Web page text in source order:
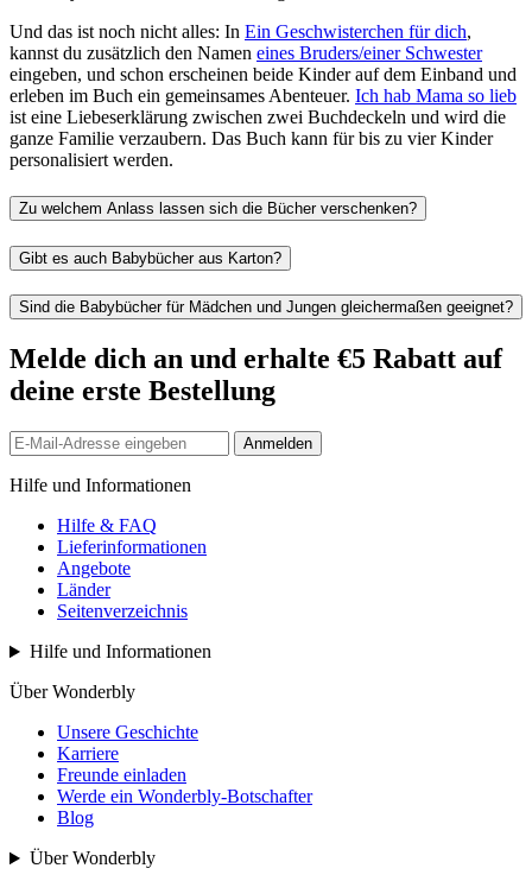
Und das ist noch nicht alles: In Ein Geschwisterchen für dich,
kannst du zusätzlich den Namen eines Bruders/einer Schwester
eingeben, und schon erscheinen beide Kinder auf dem Einband und
erleben im Buch ein gemeinsames Abenteuer. Ich hab Mama so lieb
ist eine Liebeserklärung zwischen zwei Buchdeckeln und wird die
ganze Familie verzaubern. Das Buch kann für bis zu vier Kinder
personalisiert werden.
Zu welchem Anlass lassen sich die Bücher verschenken?
Gibt es auch Babybücher aus Karton?
Sind die Babybücher für Mädchen und Jungen gleichermaßen geeignet?
Melde dich an und erhalte €5 Rabatt auf
deine erste Bestellung
Anmelden
Hilfe und Informationen
Hilfe & FAQ
Lieferinformationen
Angebote
Länder
Seitenverzeichnis
Hilfe und Informationen
Über Wonderbly
Unsere Geschichte
Karriere
Freunde einladen
Werde ein Wonderbly-Botschafter
Blog
Über Wonderbly